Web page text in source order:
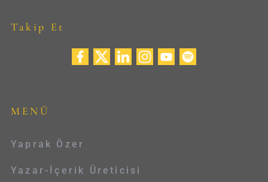
Takip Et
MENÜ
Yaprak Özer
Yazar-İçerik Üreticisi